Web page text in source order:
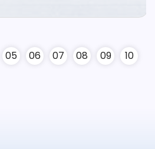
05 06 07 08 09 10